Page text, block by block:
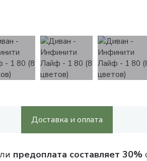
Доставка и оплата
предоплата составляет 30%